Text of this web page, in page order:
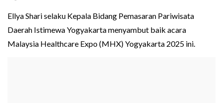
Ellya Shari selaku Kepala Bidang Pemasaran Pariwisata
Daerah Istimewa Yogyakarta menyambut baik acara
Malaysia Healthcare Expo (MHX) Yogyakarta 2025 ini.